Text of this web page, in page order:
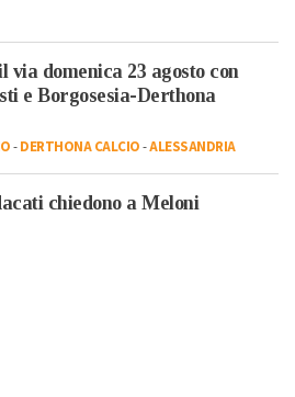
domenica 23 agosto con
e Borgosesia-Derthona
-DERTHONA CALCIO-ALESSANDRIA
chiedono a Meloni